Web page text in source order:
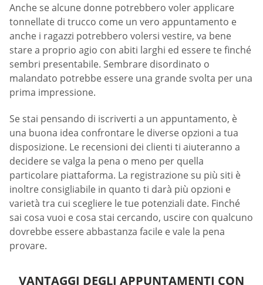
Anche se alcune donne potrebbero voler applicare
tonnellate di trucco come un vero appuntamento e
anche i ragazzi potrebbero volersi vestire, va bene
stare a proprio agio con abiti larghi ed essere te finché
sembri presentabile. Sembrare disordinato o
malandato potrebbe essere una grande svolta per una
prima impressione.
Se stai pensando di iscriverti a un appuntamento, è
una buona idea confrontare le diverse opzioni a tua
disposizione. Le recensioni dei clienti ti aiuteranno a
decidere se valga la pena o meno per quella
particolare piattaforma. La registrazione su più siti è
inoltre consigliabile in quanto ti darà più opzioni e
varietà tra cui scegliere le tue potenziali date. Finché
sai cosa vuoi e cosa stai cercando, uscire con qualcuno
dovrebbe essere abbastanza facile e vale la pena
provare.
VANTAGGI DEGLI APPUNTAMENTI CON